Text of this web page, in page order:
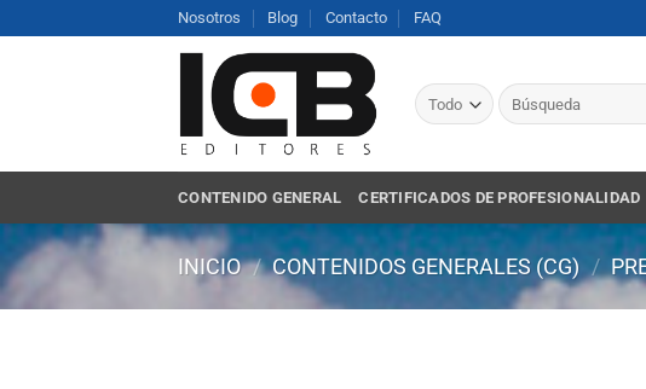
al
Nosotros Blog Contacto FAQ
Buscar
por:
CONTENIDO GENERAL CERTIFICADOS DE PROFESIONALIDAD
INICIO / CONTENIDOS GENERALES (CG) /